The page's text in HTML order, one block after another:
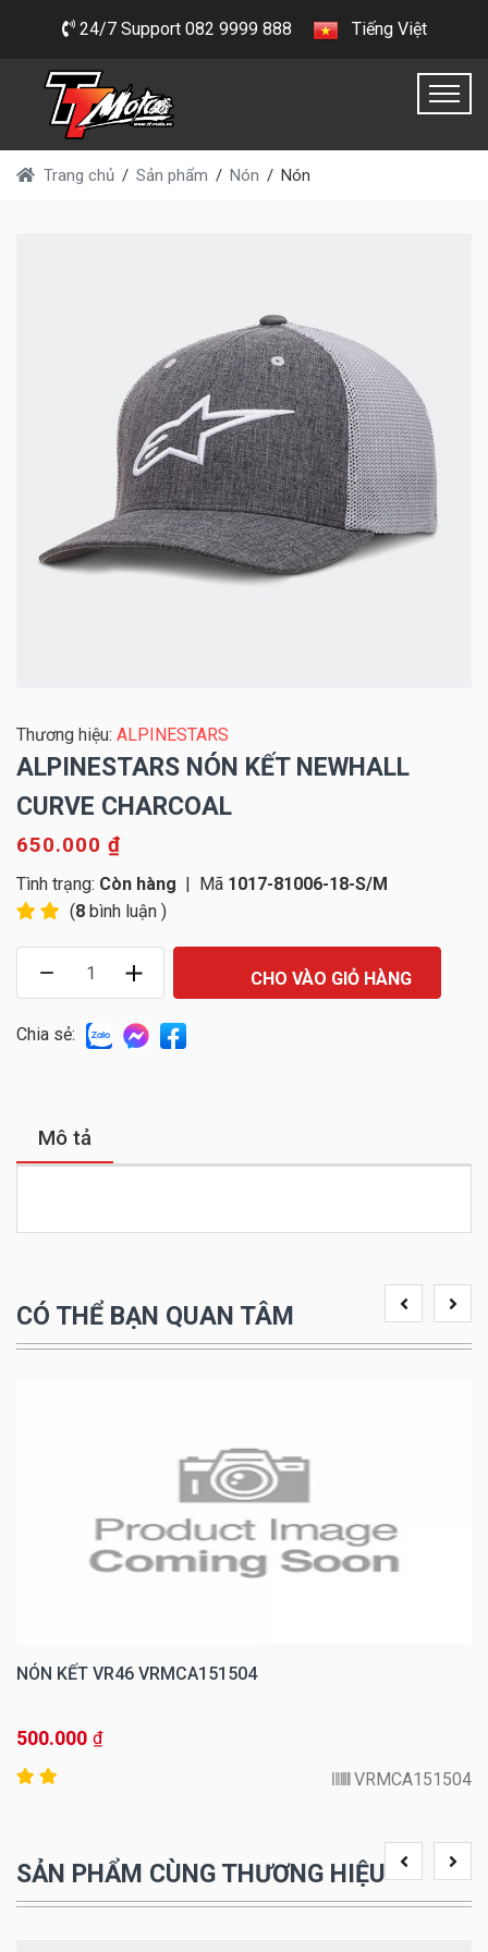
24/7 Support 082 9999 888 Tiếng Việt
Trang chủ Sản phẩm Nón Nón
Thương hiệu: ALPINESTARS
ALPINESTARS NÓN KẾT NEWHALL
CURVE CHARCOAL
650.000 ₫
Tình trạng: Còn hàng Mã 1017-81006-18-S/M
(8 bình luận )
CHO VÀO GIỎ HÀNG
Chia sẻ:
Mô tả
CÓ THỂ BẠN QUAN TÂM
NÓN KẾT VR46 VRMCA151504
500.000 ₫
VRMCA151504
SẢN PHẨM CÙNG THƯƠNG HIỆU